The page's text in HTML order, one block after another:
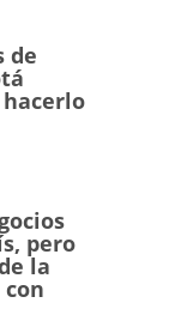
de
pero
la
con